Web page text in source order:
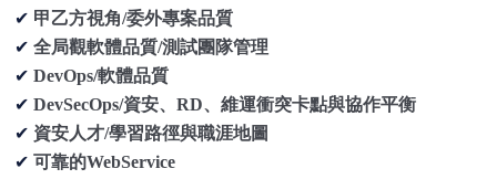
✔ 甲乙方視角/委外專案品質
✔ 全局觀軟體品質/測試團隊管理
✔ DevOps/軟體品質
✔ DevSecOps/資安、RD、維運衝突卡點與協作平衡
✔ 資安人才/學習路徑與職涯地圖
✔ 可靠的WebService